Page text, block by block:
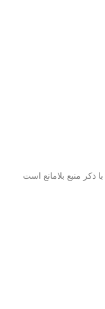
با ذکر منبع بلامانع است